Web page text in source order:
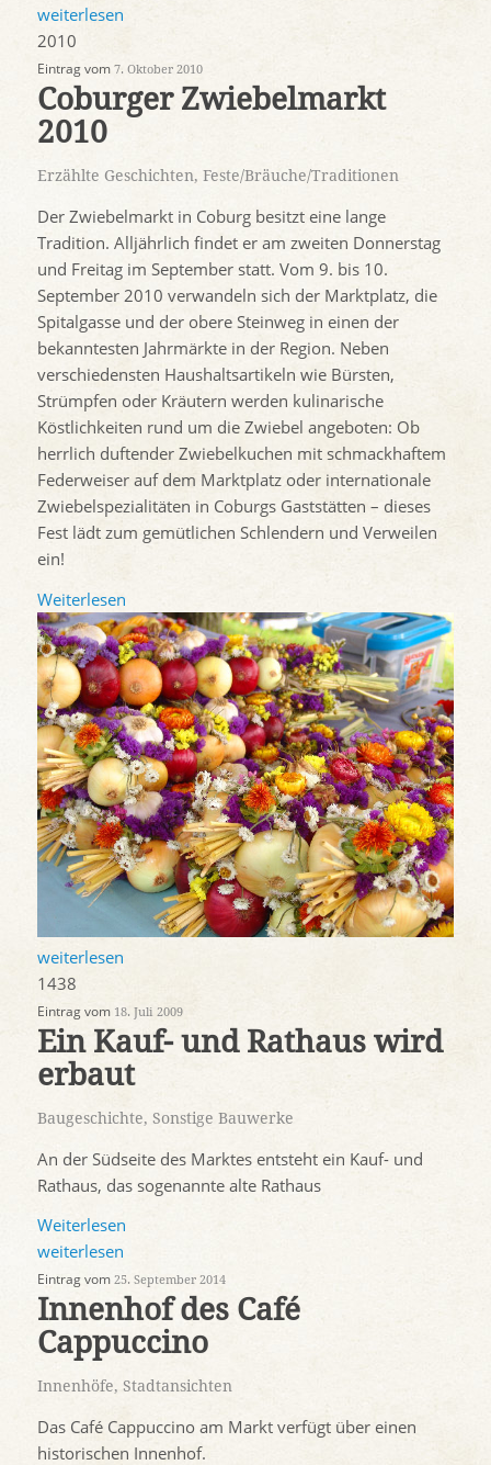
weiterlesen
2010
Eintrag vom 7. Oktober 2010
Coburger Zwiebelmarkt
2010
Erzählte Geschichten, Feste/Bräuche/Traditionen
Der Zwiebelmarkt in Coburg besitzt eine lange
Tradition. Alljährlich findet er am zweiten Donnerstag
und Freitag im September statt. Vom 9. bis 10.
September 2010 verwandeln sich der Marktplatz, die
Spitalgasse und der obere Steinweg in einen der
bekanntesten Jahrmärkte in der Region. Neben
verschiedensten Haushaltsartikeln wie Bürsten,
Strümpfen oder Kräutern werden kulinarische
Köstlichkeiten rund um die Zwiebel angeboten: Ob
herrlich duftender Zwiebelkuchen mit schmackhaftem
Federweiser auf dem Marktplatz oder internationale
Zwiebelspezialitäten in Coburgs Gaststätten – dieses
Fest lädt zum gemütlichen Schlendern und Verweilen
ein!
Weiterlesen
weiterlesen
1438
Eintrag vom 18. Juli 2009
Ein Kauf- und Rathaus wird
erbaut
Baugeschichte, Sonstige Bauwerke
An der Südseite des Marktes entsteht ein Kauf- und
Rathaus, das sogenannte alte Rathaus
Weiterlesen
weiterlesen
Eintrag vom 25. September 2014
Innenhof des Café
Cappuccino
Innenhöfe, Stadtansichten
Das Café Cappuccino am Markt verfügt über einen
historischen Innenhof.